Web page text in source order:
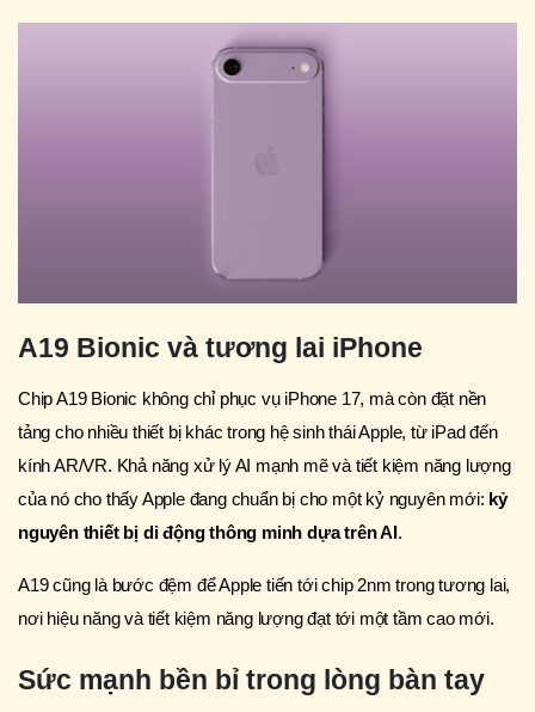
A19 Bionic và tương lai iPhone
Chip A19 Bionic không chỉ phục vụ iPhone 17, mà còn đặt nền
tảng cho nhiều thiết bị khác trong hệ sinh thái Apple, từ iPad đến
kính AR/VR. Khả năng xử lý AI mạnh mẽ và tiết kiệm năng lượng
của nó cho thấy Apple đang chuẩn bị cho một kỷ nguyên mới: kỷ
nguyên thiết bị di động thông minh dựa trên AI .
A19 cũng là bước đệm để Apple tiến tới chip 2nm trong tương lai,
nơi hiệu năng và tiết kiệm năng lượng đạt tới một tầm cao mới.
Sức mạnh bền bỉ trong lòng bàn tay